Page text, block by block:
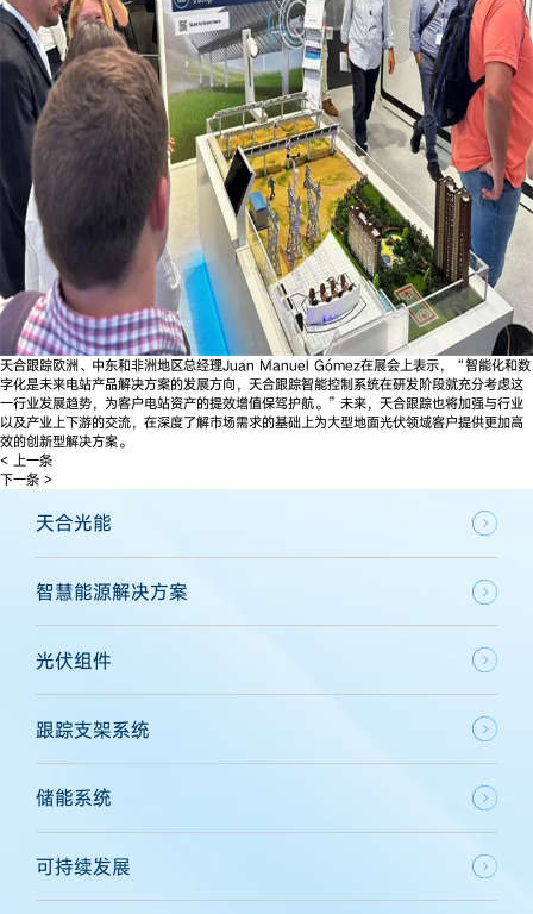
天合跟踪欧洲、中东和非洲地区总经理Juan Manuel Gómez在展会上表示，“智能化和数
字化是未来电站产品解决方案的发展方向，天合跟踪智能控制系统在研发阶段就充分考虑这
一行业发展趋势，为客户电站资产的提效增值保驾护航。”未来，天合跟踪也将加强与行业
以及产业上下游的交流，在深度了解市场需求的基础上为大型地面光伏领域客户提供更加高
效的创新型解决方案。
< 上一条
下一条 >
天合光能
智慧能源解决方案
光伏组件
跟踪支架系统
储能系统
可持续发展